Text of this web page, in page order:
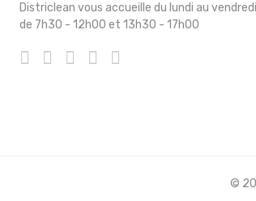
Districlean vous accueille du lundi au vendredi
de 7h30 - 12h00 et 13h30 - 17h00
©